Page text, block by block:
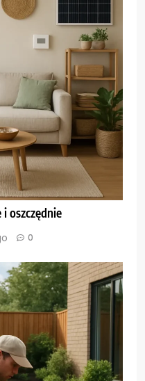
oszczędnie
0